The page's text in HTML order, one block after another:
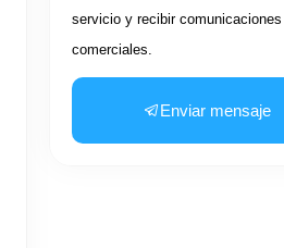
servicio y recibir comunicaciones
comerciales.
Enviar mensaje